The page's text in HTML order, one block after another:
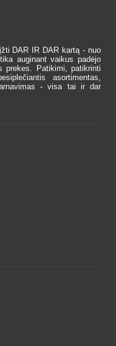
DAR IR DAR kartą - nuo
auginant vaikus padėjo
prekes. Patikimi, patikrinti
asortimentas,
- visa tai ir dar